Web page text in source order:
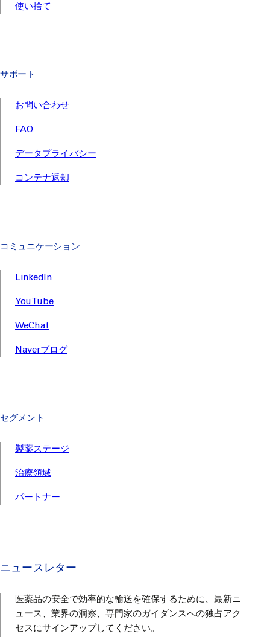
使い捨て
サポート
お問い合わせ
FAQ
データプライバシー
コンテナ返却
コミュニケーション
LinkedIn
YouTube
WeChat
Naverブログ
セグメント
製薬ステージ
治療領域
パートナー
ニュースレター
医薬品の安全で効率的な輸送を確保するために、最新ニ
ュース、業界の洞察、専門家のガイダンスへの独占アク
セスにサインアップしてください。